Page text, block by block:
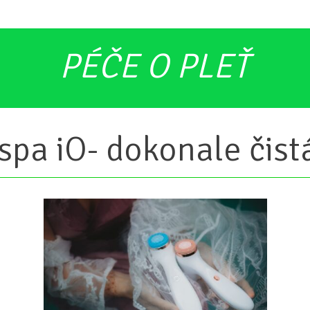
PÉČE O PLEŤ
iO- dokonale